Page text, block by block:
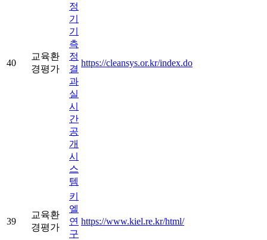
40
교육환
경평가
정
기
기
측
정
결
과
실
시
간
공
개
시
스
템
https://cleansys.or.kr/index.do
39
교육환
경평가
키
엘
연
구
https://www.kiel.re.kr/html/